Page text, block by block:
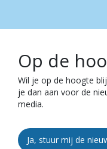
Op de
Wil je op de hoogte
je dan aan voor de
media.
Ja, stuur mij de